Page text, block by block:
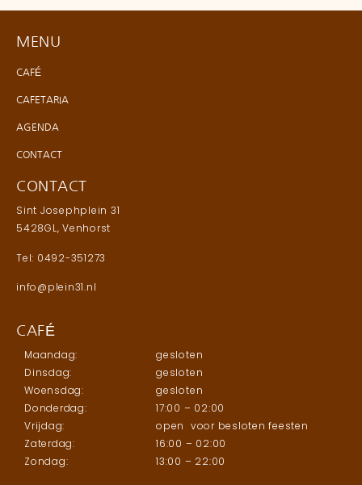
MENU
CAFÉ
CAFETARIA
AGENDA
CONTACT
CONTACT
Sint Josephplein 31
5428GL, Venhorst
Tel: 0492-351273
info@plein31.nl
CAFÉ
Maandag:
Dinsdag:
Woensdag:
Donderdag:
Vrijdag:
Zaterdag:
Zondag:
gesloten
gesloten
gesloten
17:00 – 02:00
open voor besloten feesten
16:00 – 02:00
13:00 – 22:00